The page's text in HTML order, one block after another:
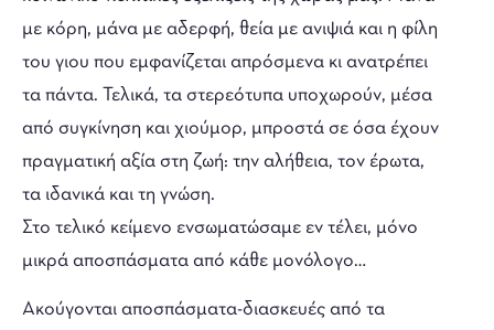
με κόρη, μάνα με αδερφή, θεία με ανιψιά και η φίλη
του γιου που εμφανίζεται απρόσμενα κι ανατρέπει
τα πάντα. Τελικά, τα στερεότυπα υποχωρούν, μέσα
από συγκίνηση και χιούμορ, μπροστά σε όσα έχουν
πραγματική αξία στη ζωή: την αλήθεια, τον έρωτα,
τα ιδανικά και τη γνώση.
Στο τελικό κείμενο ενσωματώσαμε εν τέλει, μόνο
μικρά αποσπάσματα από κάθε μονόλογο…
Ακούγονται αποσπάσματα-διασκευές από τα